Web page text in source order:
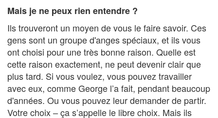
Mais je ne peux rien entendre ?
Ils trouveront un moyen de vous le faire savoir. Ces
gens sont un groupe d'anges spéciaux, et ils vous
ont choisi pour une très bonne raison. Quelle est
cette raison exactement, ne peut devenir clair que
plus tard. Si vous voulez, vous pouvez travailler
avec eux, comme George l’a fait, pendant beaucoup
d'années. Ou vous pouvez leur demander de partir.
Votre choix – ça s’appelle le libre choix. Mais ils